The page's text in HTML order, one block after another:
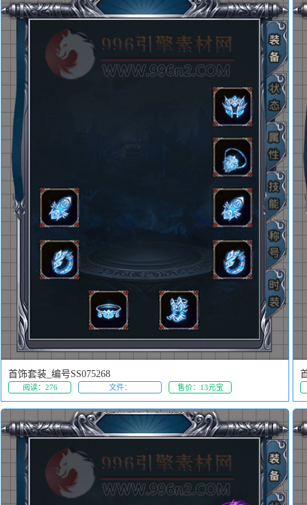
首饰套装_编号SS075268
阅读：276 文件： 售价：13元宝